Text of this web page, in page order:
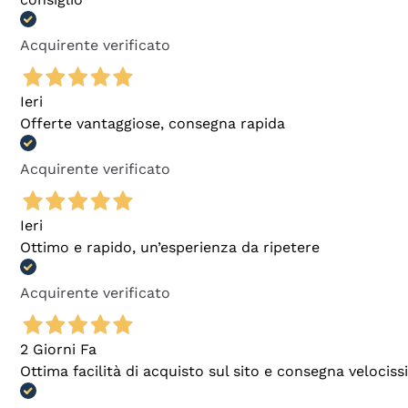
Acquirente verificato
Ieri
Offerte vantaggiose, consegna rapida
Acquirente verificato
Ieri
Ottimo e rapido, un’esperienza da ripetere
Acquirente verificato
2 Giorni Fa
Ottima facilità di acquisto sul sito e consegna